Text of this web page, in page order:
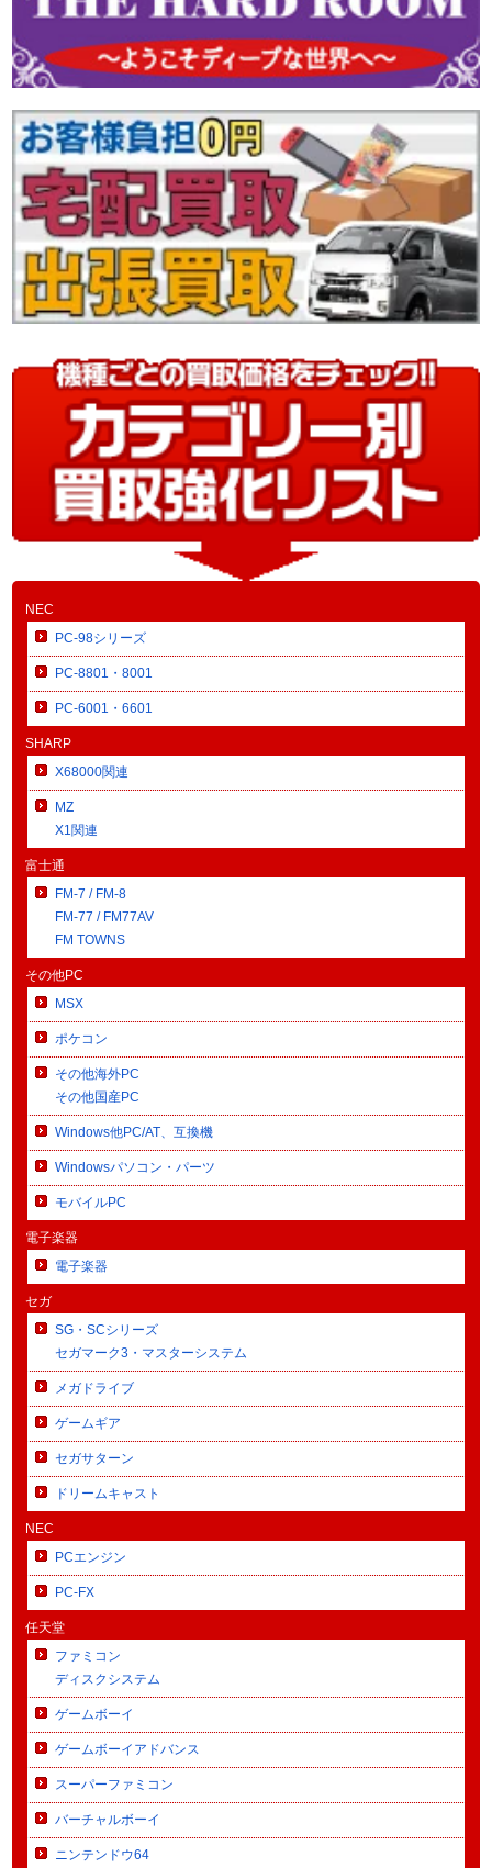
NEC
PC-98シリーズ
PC-8801・8001
PC-6001・6601
SHARP
X68000関連
MZ
X1関連
富士通
FM-7 / FM-8
FM-77 / FM77AV
FM TOWNS
その他PC
MSX
ポケコン
その他海外PC
その他国産PC
Windows他PC/AT、互換機
Windowsパソコン・パーツ
モバイルPC
電子楽器
電子楽器
セガ
SG・SCシリーズ
セガマーク3・マスターシステム
メガドライブ
ゲームギア
セガサターン
ドリームキャスト
NEC
PCエンジン
PC-FX
任天堂
ファミコン
ディスクシステム
ゲームボーイ
ゲームボーイアドバンス
スーパーファミコン
バーチャルボーイ
ニンテンドウ64